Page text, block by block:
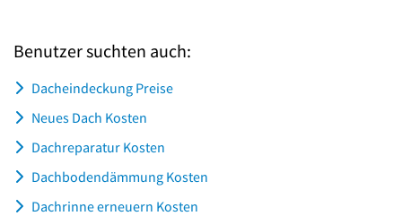
Benutzer suchten auch:
Dacheindeckung Preise
Neues Dach Kosten
Dachreparatur Kosten
Dachbodendämmung Kosten
Dachrinne erneuern Kosten